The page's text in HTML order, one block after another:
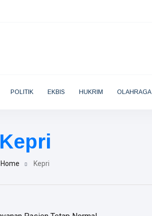
POLITIK EKBIS HUKRIM OLAHRAGA
Kepri
Home Kepri